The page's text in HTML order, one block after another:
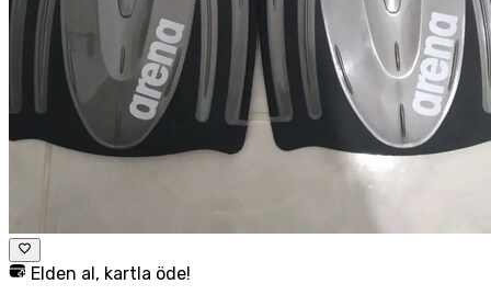
Elden al, kartla öde!